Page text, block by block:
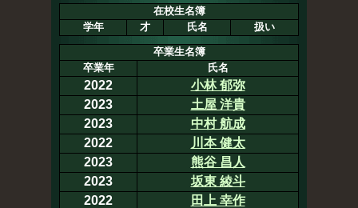
在校生名簿
学年
才 氏名 扱い
卒業生名簿
卒業年
氏名
2022
小林 郁弥
2023
土屋 洋貴
2023
中村 航成
2022
川本 健太
2023
熊谷 昌人
2023
坂東 綾斗
2022
田上 幸作